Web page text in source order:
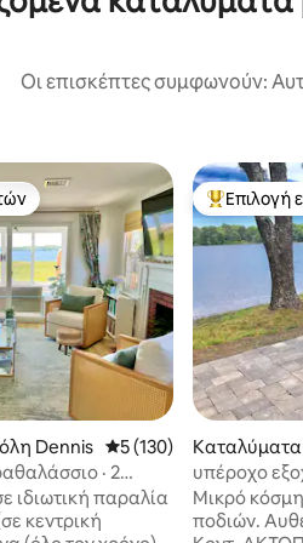
Οι επισκέπτες συμφωνούν:
Dennis Μέση βαθμολογία: 5
5 (130)
· 2
παραλία
κεντρική
Κορυφαία
Επιλογή
uth
υπέροχο
με 4 καγιάκ
Μικρό
ποδιών. Αυθεντικό εξοχικό στο Κέιπ